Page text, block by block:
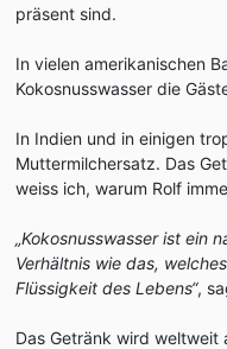
präsent sind.
In vielen amerikanischen
Kokosnusswasser die
In Indien und in einigen
Muttermilchersatz. Das
weiss ich, warum Rolf
„Kokosnusswasser ist ein
Verhältnis wie das,
Flüssigkeit des Lebens“,
Das Getränk wird